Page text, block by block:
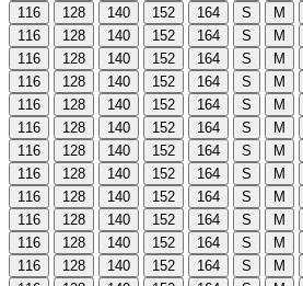
116
128 140 152 164 S M
116
128 140 152 164 S M
116
128 140 152 164 S M
116
128 140 152 164 S M
116
128 140 152 164 S M
116
128 140 152 164 S M
116
128 140 152 164 S M
116
128 140 152 164 S M
116
128 140 152 164 S M
116
128 140 152 164 S M
116
128 140 152 164 S M
116
128 140 152 164 S M